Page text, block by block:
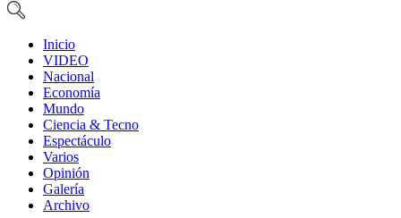
Inicio
VIDEO
Nacional
Economía
Mundo
Ciencia & Tecno
Espectáculo
Varios
Opinión
Galería
Archivo